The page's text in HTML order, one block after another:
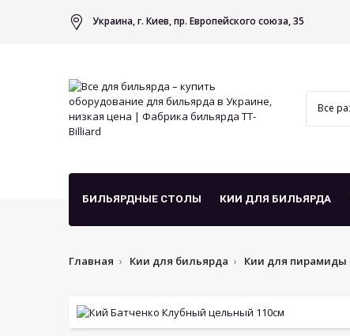
Украина, г. Киев, пр. Европейского союза, 35
БИЛЬЯРДНЫЕ СТОЛЫ КИИ ДЛЯ БИЛЬЯРДА
Главная Кии для бильярда Кии для пирамиды